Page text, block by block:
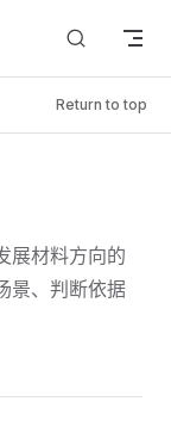
Return to top
展材料方向的
景、判断依据